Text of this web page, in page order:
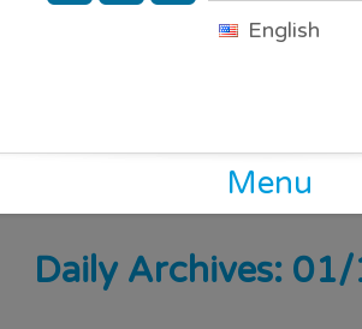
English
Menu
Daily Archives: